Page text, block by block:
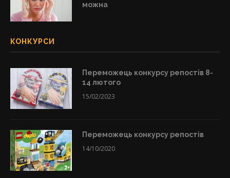
можна
КОНКУРСИ
Переможець конкурсу репостів 8-
14 лютого
15/02/2023
Переможець конкурсу репостів
14/10/2020